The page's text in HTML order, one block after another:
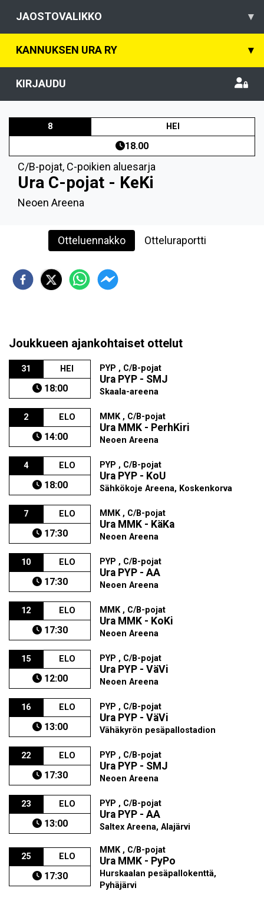
JAOSTOVALIKKO ▾
KANNUKSEN URA RY ▾
KIRJAUDU
8 HEI
18.00
C/B-pojat, C-poikien aluesarja
Ura C-pojat - KeKi
Neoen Areena
Otteluennakko Otteluraportti
Joukkueen ajankohtaiset ottelut
31 HEI
18:00
PYP , C/B-pojat
Ura PYP - SMJ
Skaala-areena
2 ELO
14:00
MMK , C/B-pojat
Ura MMK - PerhKiri
Neoen Areena
4 ELO
18:00
PYP , C/B-pojat
Ura PYP - KoU
Sähkökoje Areena, Koskenkorva
7 ELO
17:30
MMK , C/B-pojat
Ura MMK - KäKa
Neoen Areena
10 ELO
17:30
PYP , C/B-pojat
Ura PYP - AA
Neoen Areena
12 ELO
17:30
MMK , C/B-pojat
Ura MMK - KoKi
Neoen Areena
15 ELO
12:00
PYP , C/B-pojat
Ura PYP - VäVi
Neoen Areena
16 ELO
13:00
PYP , C/B-pojat
Ura PYP - VäVi
Vähäkyrön pesäpallostadion
22 ELO
17:30
PYP , C/B-pojat
Ura PYP - SMJ
Neoen Areena
23 ELO
13:00
PYP , C/B-pojat
Ura PYP - AA
Saltex Areena, Alajärvi
25 ELO
17:30
MMK , C/B-pojat
Ura MMK - PyPo
Hurskaalan pesäpallokenttä,
Pyhäjärvi